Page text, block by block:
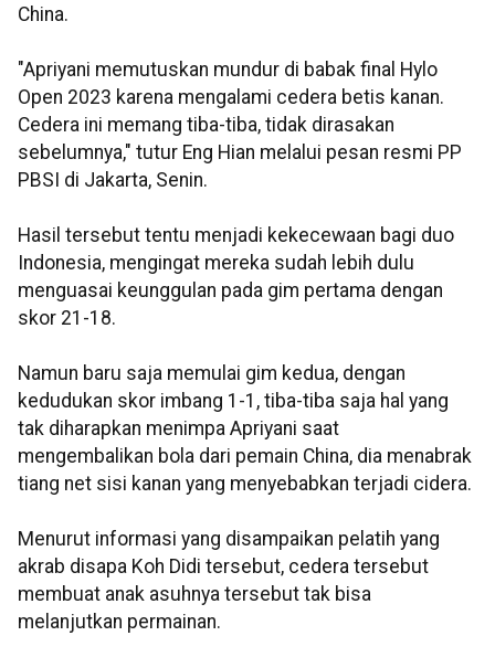
China.
"Apriyani memutuskan mundur di babak final Hylo
Open 2023 karena mengalami cedera betis kanan.
Cedera ini memang tiba-tiba, tidak dirasakan
sebelumnya," tutur Eng Hian melalui pesan resmi PP
PBSI di Jakarta, Senin.
Hasil tersebut tentu menjadi kekecewaan bagi duo
Indonesia, mengingat mereka sudah lebih dulu
menguasai keunggulan pada gim pertama dengan
skor 21-18.
Namun baru saja memulai gim kedua, dengan
kedudukan skor imbang 1-1, tiba-tiba saja hal yang
tak diharapkan menimpa Apriyani saat
mengembalikan bola dari pemain China, dia menabrak
tiang net sisi kanan yang menyebabkan terjadi cidera.
Menurut informasi yang disampaikan pelatih yang
akrab disapa Koh Didi tersebut, cedera tersebut
membuat anak asuhnya tersebut tak bisa
melanjutkan permainan.